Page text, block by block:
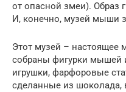
от опасной змеи).
И, конечно, музей мыши
Этот музей – настоящее
собраны фигурки мышей
игрушки, фарфоровые
сделанные из шоколада,